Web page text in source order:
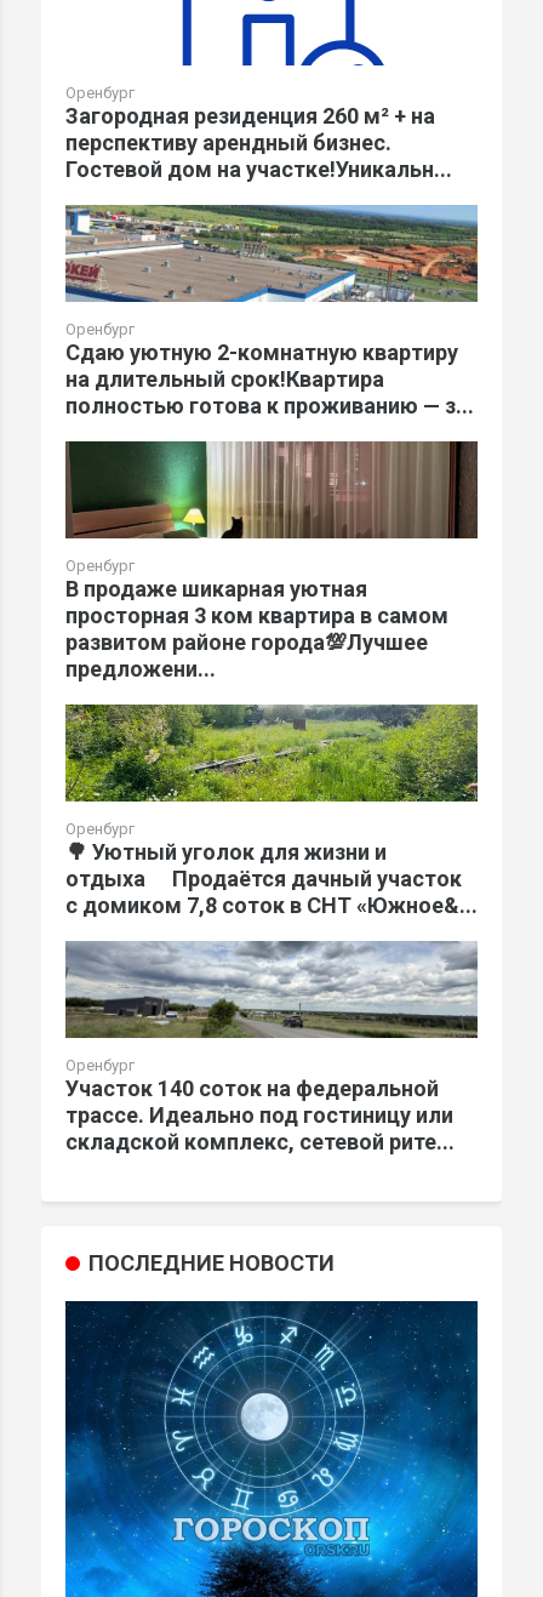
Оренбург
Загородная резиденция 260 м² + на
перспективу арендный бизнес.
Гостевой дом на участке!Уникальн...
Оренбург
Сдаю уютную 2-комнатную квартиру
на длительный срок!Квартира
полностью готова к проживанию — з...
Оренбург
В продаже шикарная уютная
просторная 3 ком квартира в самом
развитом районе города💯Лучшее
предложени...
Оренбург
🌳 Уютный уголок для жизни и
отдыха Продаётся дачный участок
с домиком 7,8 соток в СНТ «Южное&...
Оренбург
Участок 140 соток на федеральной
трассе. Идеально под гостиницу или
складской комплекс, сетевой рите...
ПОСЛЕДНИЕ НОВОСТИ